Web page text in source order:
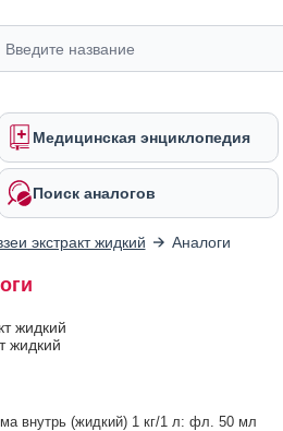
Медицинская энциклопедия
Поиск аналогов
экстракт жидкий Аналоги
жидкий
жидкий
внутрь (жидкий) 1 кг/1 л: фл. 50 мл